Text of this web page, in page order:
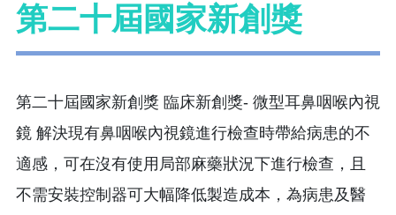
第二十屆國家新創獎
第二十屆國家新創獎 臨床新創獎- 微型耳鼻咽喉內視
鏡 解決現有鼻咽喉內視鏡進行檢查時帶給病患的不
適感，可在沒有使用局部麻藥狀況下進行檢查，且
不需安裝控制器可大幅降低製造成本，為病患及醫